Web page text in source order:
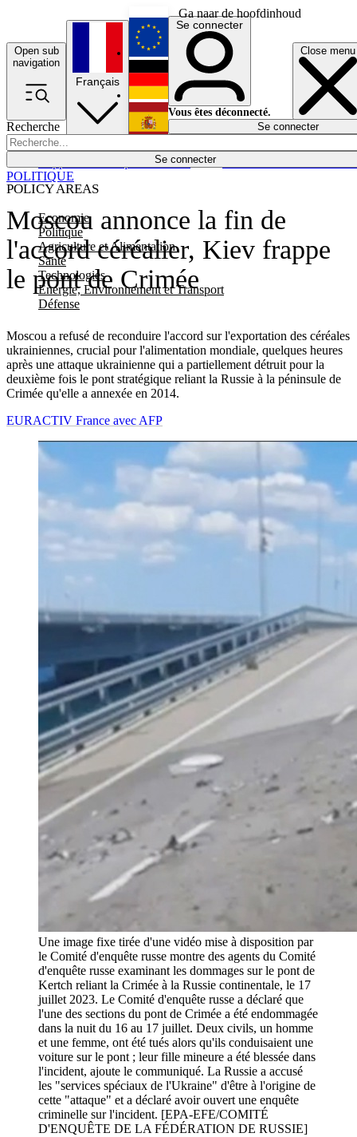
Ga naar de hoofdinhoud
Open sub
navigation
Close menu
Recherche
Se connecter
POLICY AREAS
Economie
Politique
Agriculture et Alimentation
Santé
Technologies
Energie, Environnement et Transport
Défense
Économie
Français
English
Deutsch
Español
Se connecter
Vous êtes déconnecté.
Se connecter
Moscou annonce la fin de
l'accord céréalier, Kiev frappe
le pont de Crimée
Moscou a refusé de reconduire l'accord sur l'exportation des céréales
ukrainiennes, crucial pour l'alimentation mondiale, quelques heures
après une attaque ukrainienne qui a partiellement détruit pour la
deuxième fois le pont stratégique reliant la Russie à la péninsule de
Crimée qu'elle a annexée en 2014.
POLITIQUE
EURACTIV France avec AFP
Une image fixe tirée d'une vidéo mise à disposition par
le Comité d'enquête russe montre des agents du Comité
d'enquête russe examinant les dommages sur le pont de
Kertch reliant la Crimée à la Russie continentale, le 17
juillet 2023. Le Comité d'enquête russe a déclaré que
l'une des sections du pont de Crimée a été endommagée
dans la nuit du 16 au 17 juillet. Deux civils, un homme
et une femme, ont été tués alors qu'ils conduisaient une
voiture sur le pont ; leur fille mineure a été blessée dans
l'incident, ajoute le communiqué. La Russie a accusé
les "services spéciaux de l'Ukraine" d'être à l'origine de
cette "attaque" et a déclaré avoir ouvert une enquête
criminelle sur l'incident. [EPA-EFE/COMITÉ
D'ENQUÊTE DE LA FÉDÉRATION DE RUSSIE]